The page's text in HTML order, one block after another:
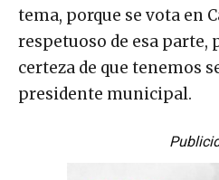
tema, porque se vota en
respetuoso de esa parte,
certeza de que tenemos
presidente municipal.